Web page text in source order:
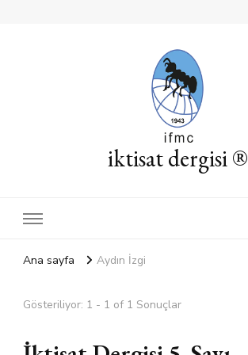
iktisat dergisi ®
Ana sayfa Aydın İzgi
Gösteriliyor: 1 - 1 of 1 Sonuçlar